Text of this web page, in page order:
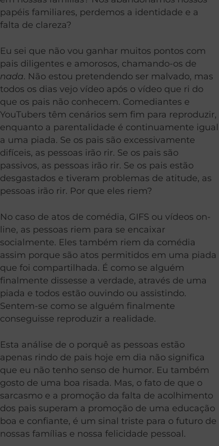
papéis familiares, perdemos a identidade e a
falta de clareza?
Eu sei que não vou ganhar muitos pontos com
pais diligentes e amorosos, chamando-os de
nada. Não estou pretendendo ser malvado, mas
todos os dias vejo vídeo após o vídeo que ri do
que os pais não conhecem. Comediantes e
YouTubers têm cenários sem fim para reproduzir,
enquanto a parentalidade é continuamente igual
a uma piada. Se os pais são excessivamente
difíceis, as pessoas irão rir. Se os pais são
passivos, as pessoas irão rir. Se os pais estão
desgastados e tiveram problemas de atitude, as
pessoas irão rir. Por que eles riem?
No caso de atos de comédia, GIFS ou vídeos on-
line, as pessoas riem para se encaixar
socialmente. Eles também riem da comédia
assim porque são atos permitidos em uma piada
que foi compartilhada. É como se alguém
finalmente dissesse a verdade, através de uma
piada e todos estão ouvindo ou assistindo.
Sentem-se como se alguém finalmente
conseguisse reproduzir a realidade.
Esta análise de o porquê as pessoas estão
apenas rindo de pais hoje em dia não significa
que eu não tenho senso de humor. Eu também
gosto de uma boa risada. Mas, o fato de que o
sarcasmo e a promoção da falta de acolhimento
dos pais superam a promoção de uma educação
boa e confiante, é um sinal triste para o futuro de
nossas famílias e nossa felicidade pessoal.